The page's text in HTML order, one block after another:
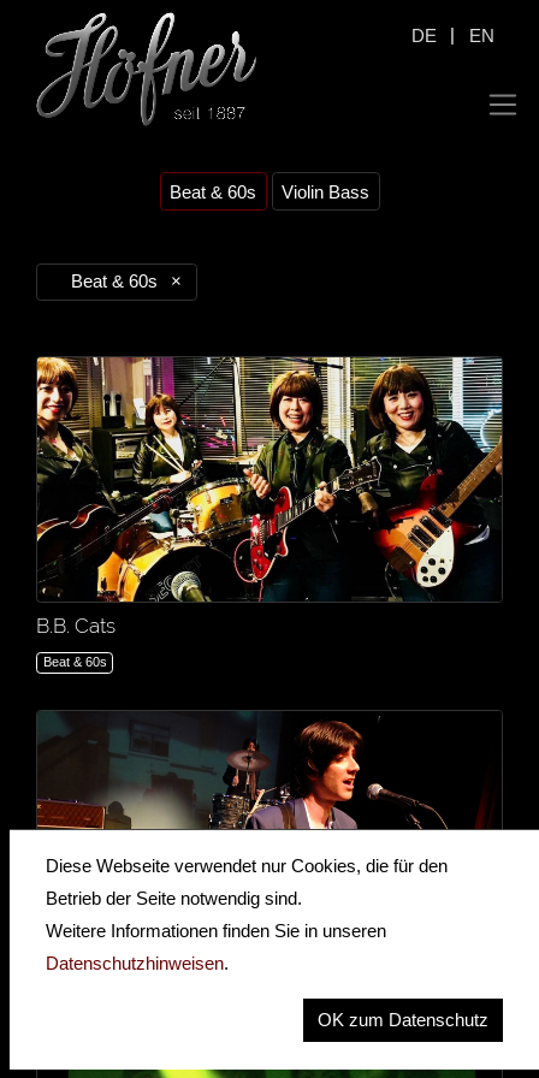
DE | EN
Beat & 60s Violin Bass
Beat & 60s ×
B.B. Cats
Beat & 60s
Diese Webseite verwendet nur Cookies, die für den
Betrieb der Seite notwendig sind.
Weitere Informationen finden Sie in unseren
Datenschutzhinweisen.
OK zum Datenschutz